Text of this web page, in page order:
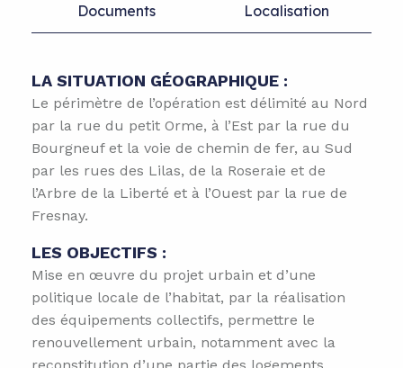
Documents Localisation
LA SITUATION GÉOGRAPHIQUE :
Le périmètre de l’opération est délimité au Nord
par la rue du petit Orme, à l’Est par la rue du
Bourgneuf et la voie de chemin de fer, au Sud
par les rues des Lilas, de la Roseraie et de
l’Arbre de la Liberté et à l’Ouest par la rue de
Fresnay.
LES OBJECTIFS :
Mise en œuvre du projet urbain et d’une
politique locale de l’habitat, par la réalisation
des équipements collectifs, permettre le
renouvellement urbain, notamment avec la